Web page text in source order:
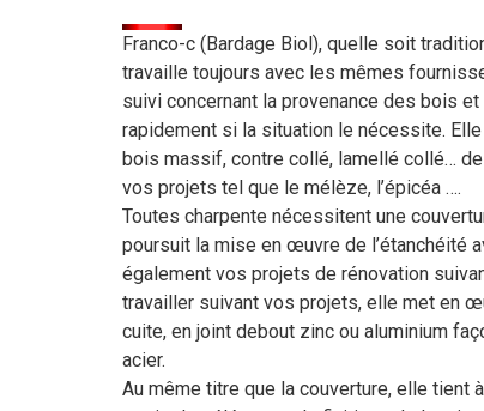
Franco-c (Bardage Biol), quelle soit
travaille toujours avec les mêmes
suivi concernant la provenance des bois
rapidement si la situation le nécessite.
bois massif, contre collé, lamellé collé…
vos projets tel que le mélèze, l’épicéa ….
Toutes charpente nécessitent une
poursuit la mise en œuvre de l’étanchéité
également vos projets de rénovation
travailler suivant vos projets, elle met en
cuite, en joint debout zinc ou aluminium
acier.
Au même titre que la couverture, elle tient